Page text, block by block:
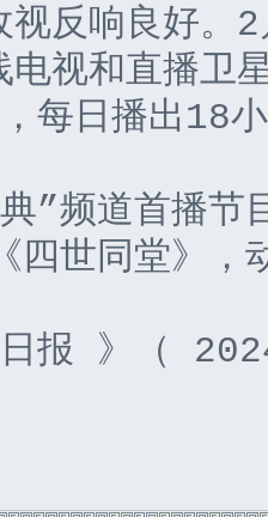
视反响良好。
电视和直播卫
每日播出18
频道首播节
四世同堂》，
》（